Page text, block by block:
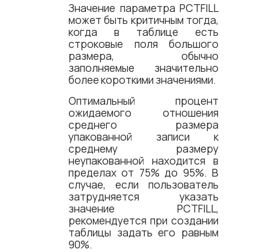
Значение параметра PCTFILL
может быть критичным тогда,
когда в таблице есть
строковые поля большого
размера, обычно
заполняемые значительно
более короткими значениями.
Оптимальный процент
ожидаемого отношения
среднего размера
упакованной записи к
среднему размеру
неупакованной находится в
пределах от 75% до 95%. В
случае, если пользователь
затрудняется указать
значение PCTFILL,
рекомендуется при создании
таблицы задать его равным
90%.